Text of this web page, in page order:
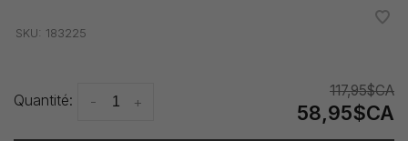
SKU: 183225
Quantité: +
-
117,95$CA
58,95$CA